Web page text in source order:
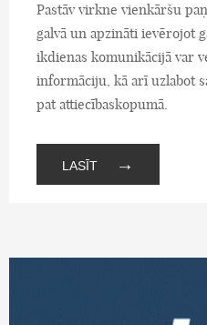
Pastāv virkne vienkāršu
galvā un apzināti ievērojot
ikdienas komunikācijā var
informāciju, kā arī uzlabot
pat attiecībaskopumā.
LASĪT →